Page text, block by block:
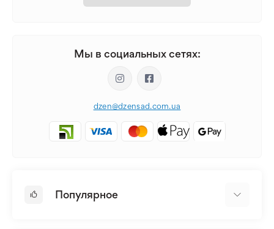
Мы в социальных сетях:
dzen@dzensad.com.ua
Популярное